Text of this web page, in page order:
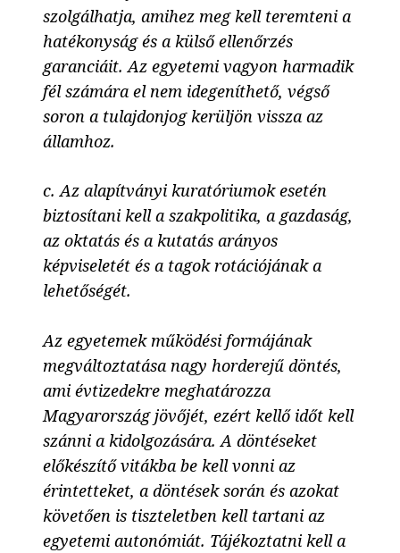
szolgálhatja, amihez meg kell teremteni a
hatékonyság és a külső ellenőrzés
garanciáit. Az egyetemi vagyon harmadik
fél számára el nem idegeníthető, végső
soron a tulajdonjog kerüljön vissza az
államhoz.
c. Az alapítványi kuratóriumok esetén
biztosítani kell a szakpolitika, a gazdaság,
az oktatás és a kutatás arányos
képviseletét és a tagok rotációjának a
lehetőségét.
Az egyetemek működési formájának
megváltoztatása nagy horderejű döntés,
ami évtizedekre meghatározza
Magyarország jövőjét, ezért kellő időt kell
szánni a kidolgozására. A döntéseket
előkészítő vitákba be kell vonni az
érintetteket, a döntések során és azokat
követően is tiszteletben kell tartani az
egyetemi autonómiát. Tájékoztatni kell a